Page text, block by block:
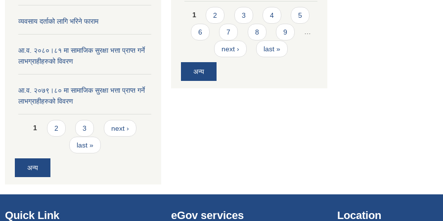
व्यवसाय दर्ताको लागि भरिने फाराम
आ.व. २०८०।८१ मा सामाजिक सुरक्षा भत्ता प्राप्त गर्ने
लाभग्राहीहरुको विवरण
आ.व. २०७९।८० मा सामाजिक सुरक्षा भत्ता प्राप्त गर्ने
लाभग्राहीहरुको विवरण
Pages
1 2 3 next ›
last »
अन्य
Pages
1 2 3 4 5
6 7 8 9 …
next › last »
अन्य
Quick Link eGov services Location